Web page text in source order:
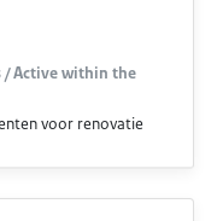
/ Active within the
voor renovatie